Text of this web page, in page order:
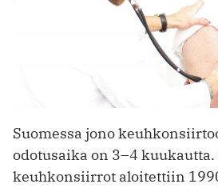
Suomessa jono
odotusaika on 3–4 kuukautta.
keuhkonsiirrot aloitettiin